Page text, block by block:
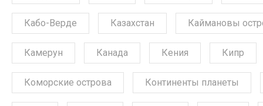
Кабо-Верде Казахстан Каймановы
Камерун Канада Кения Кипр
Коморские острова Континенты планеты